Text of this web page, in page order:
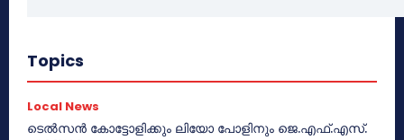
Topics
Local News
ടെൽസൻ കോട്ടോളിക്കും ലിയോ പോളിനും ജെ.എഫ്.എസ്.